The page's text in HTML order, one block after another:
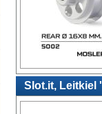
Slot.it, Leitkiel